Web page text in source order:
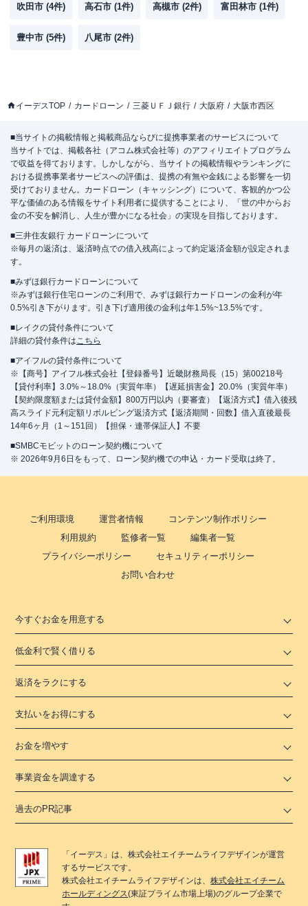
吹田市 (4件) 高石市 (1件) 高槻市 (2件) 富田林市 (1件)
豊中市 (5件) 八尾市 (2件)
イーデスTOP カードローン 三菱ＵＦＪ銀行 大阪府 大阪市西区
■当サイトの掲載情報と掲載商品ならびに提携事業者のサービスについて
当サイトでは、掲載各社（アコム株式会社等）のアフィリエイトプログラム
で収益を得ております。しかしながら、当サイトの掲載情報やランキングに
おける提携事業者サービスへの評価は、提携の有無や金銭による影響を一切
受けておりません。カードローン（キャッシング）について、客観的かつ公
平な価値のある情報をサイト利用者に提供することにより、「世の中からお
金の不安を解消し、人生が豊かになる社会」の実現を目指しております。
■三井住友銀行 カードローンについて
※毎月の返済は、返済時点での借入残高によって約定返済金額が設定されま
す。
■みずほ銀行カードローンについて
※みずほ銀行住宅ローンのご利用で、みずほ銀行カードローンの金利が年
0.5%引き下がります。引き下げ適用後の金利は年1.5%~13.5%です。
■レイクの貸付条件について
詳細の貸付条件はこちら
■アイフルの貸付条件について
※【商号】アイフル株式会社【登録番号】近畿財務局長（15）第00218号
【貸付利率】3.0%～18.0%（実質年率）【遅延損害金】20.0%（実質年率）
【契約限度額または貸付金額】800万円以内（要審査）【返済方式】借入後残
高スライド元利定額リボルビング返済方式【返済期間・回数】借入直後最長
14年6ヶ月（1～151回）【担保・連帯保証人】不要
■SMBCモビットのローン契約機について
※ 2026年9月6日をもって、ローン契約機での申込・カード受取は終了。
ご利用環境 運営者情報
コンテンツ制作ポリシー
利用規約
監修者一覧
編集者一覧
プライバシーポリシー
セキュリティーポリシー
お問い合わせ
今すぐお金を用意する
低金利で賢く借りる
返済をラクにする
支払いをお得にする
お金を増やす
事業資金を調達する
過去のPR記事
「 イーデス 」は、株式会社エイチームライフデザインが運営
するサービスです。
株式会社エイチームライフデザインは、株式会社エイチーム
ホールディングス(東証プライム市場上場)のグループ企業で